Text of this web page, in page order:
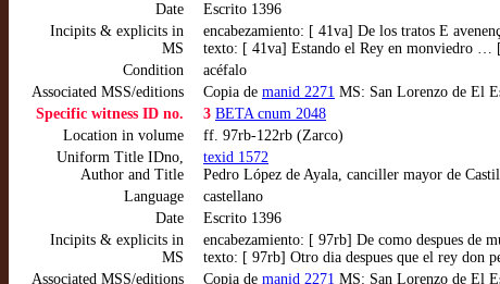
Date
Escrito 1396
Incipits & explicits in
MS
encabezamiento: [ 41va] De los tratos E
texto: [ 41va] Estando el Rey en monviedro …
Condition
acéfalo
Associated MSS/editions
Copia de manid 2271 MS: San Lorenzo de El
Specific witness ID no.
3 BETA cnum 2048
Location in volume
ff. 97rb-122rb (Zarco)
Uniform Title IDno,
Author and Title
texid 1572
Pedro López de Ayala, canciller mayor de
Language
castellano
Date
Escrito 1396
Incipits & explicits in
MS
encabezamiento: [ 97rb] De como despues de
texto: [ 97rb] Otro dia despues que el rey
Associated MSS/editions
Copia de manid 2271 MS: San Lorenzo de El